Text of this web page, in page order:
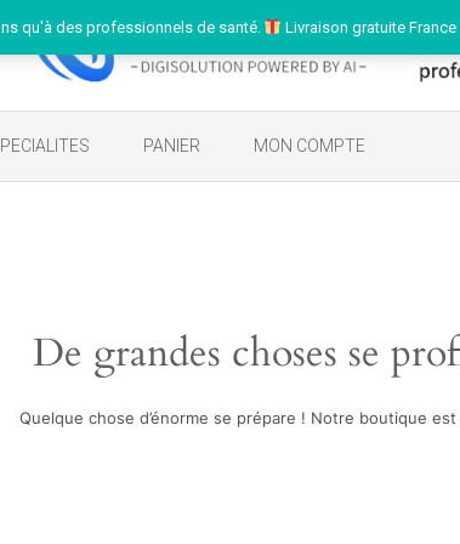
qu'à des professionnels de santé. Livraison gratuite
PANIER MON COMPTE
De grandes choses se
Quelque chose d’énorme se prépare ! Notre boutique